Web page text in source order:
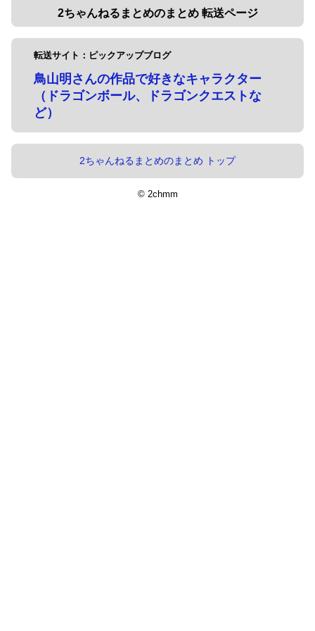
2ちゃんねるまとめのまとめ 転送ページ
転送サイト：ピックアップブログ
鳥山明さんの作品で好きなキャラクター
（ドラゴンボール、ドラゴンクエストな
ど）
2ちゃんねるまとめのまとめ トップ
© 2chmm